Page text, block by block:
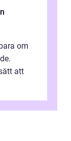
om
att